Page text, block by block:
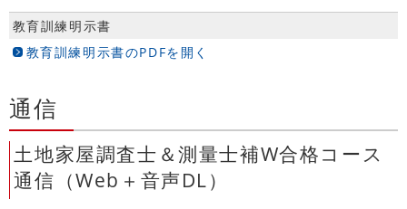
教育訓練明示書
教育訓練明示書のPDFを開く
通信
土地家屋調査士＆測量士補W合格コース
通信（Web＋音声DL）